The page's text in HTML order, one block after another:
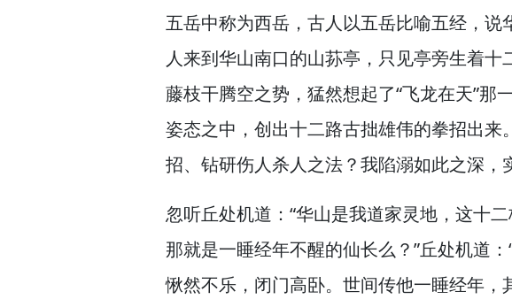
五岳中称为西岳， 古人以五岳比喻五经， 说
人来到华山南口的山荪亭， 只见亭旁生着十
藤枝干腾空之势， 猛然想起了“飞龙在天”那
姿态之中， 创出十二路古拙雄伟的拳招出来。
招、钻研伤人杀人之法？我陷溺如此之深，
忽听丘处机道：“华山是我道家灵地， 这十二
那就是一睡经年不醒的仙长么？”丘处机道：
愀然不乐， 闭门高卧。 世间传他一睡经年，